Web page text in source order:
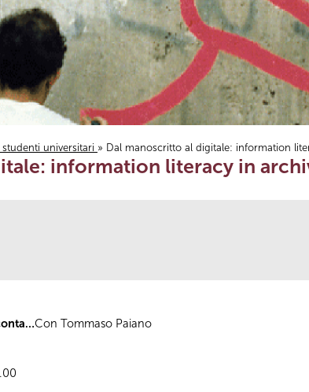
universitari » Dal manoscritto al digitale: information
information literacy in
Con Tommaso Paiano